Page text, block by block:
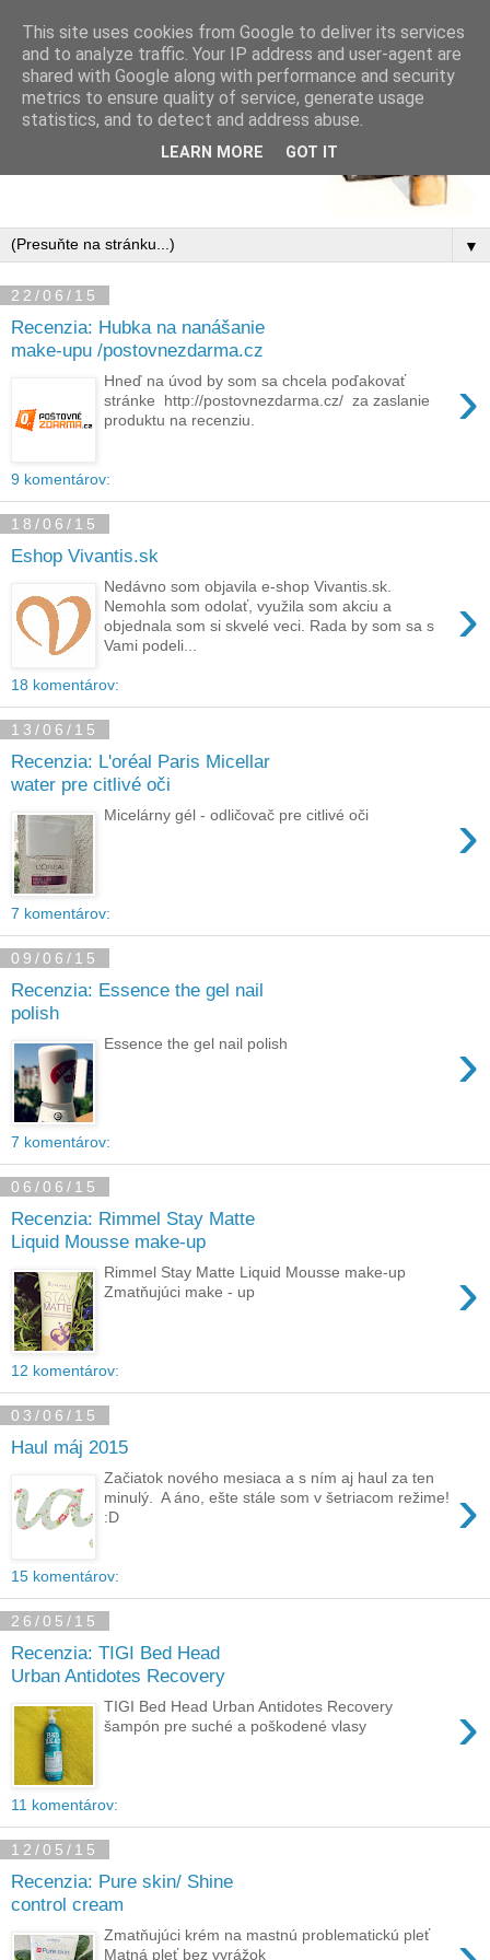
▼
22/06/15
Recenzia: Hubka na nanášanie
make-upu /postovnezdarma.cz
›
Hneď na úvod by som sa chcela poďakovať
stránke http://postovnezdarma.cz/ za zaslanie
produktu na recenziu.
9 komentárov:
18/06/15
Eshop Vivantis.sk
›
Nedávno som objavila e-shop Vivantis.sk.
Nemohla som odolať, využila som akciu a
objednala som si skvelé veci. Rada by som sa s
Vami podeli...
18 komentárov:
13/06/15
Recenzia: L'oréal Paris Micellar
water pre citlivé oči
›
Micelárny gél - odličovač pre citlivé oči
7 komentárov:
09/06/15
Recenzia: Essence the gel nail
polish
›
Essence the gel nail polish
7 komentárov:
06/06/15
Recenzia: Rimmel Stay Matte
Liquid Mousse make-up
›
Rimmel Stay Matte Liquid Mousse make-up
Zmatňujúci make - up
12 komentárov:
03/06/15
Haul máj 2015
›
Začiatok nového mesiaca a s ním aj haul za ten
minulý. A áno, ešte stále som v šetriacom režime!
:D
15 komentárov:
26/05/15
Recenzia: TIGI Bed Head
Urban Antidotes Recovery
›
TIGI Bed Head Urban Antidotes Recovery
šampón pre suché a poškodené vlasy
11 komentárov:
12/05/15
Recenzia: Pure skin/ Shine
control cream
Zmatňujúci krém na mastnú problematickú pleť
Matná pleť bez vyrážok
This site uses cookies from Google to deliver its services
and to analyze traffic. Your IP address and user-agent are
shared with Google along with performance and security
metrics to ensure quality of service, generate usage
statistics, and to detect and address abuse.
LEARN MORE GOT IT